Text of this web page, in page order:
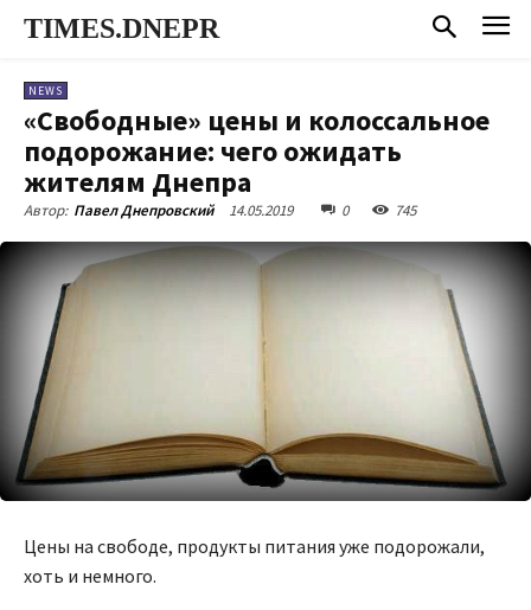
TIMES.DNEPR
NEWS
«Свободные» цены и колоссальное
подорожание: чего ожидать
жителям Днепра
Автор: Павел Днепровский 14.05.2019 0 745
Цены на свободе, продукты питания уже подорожали,
хоть и немного.